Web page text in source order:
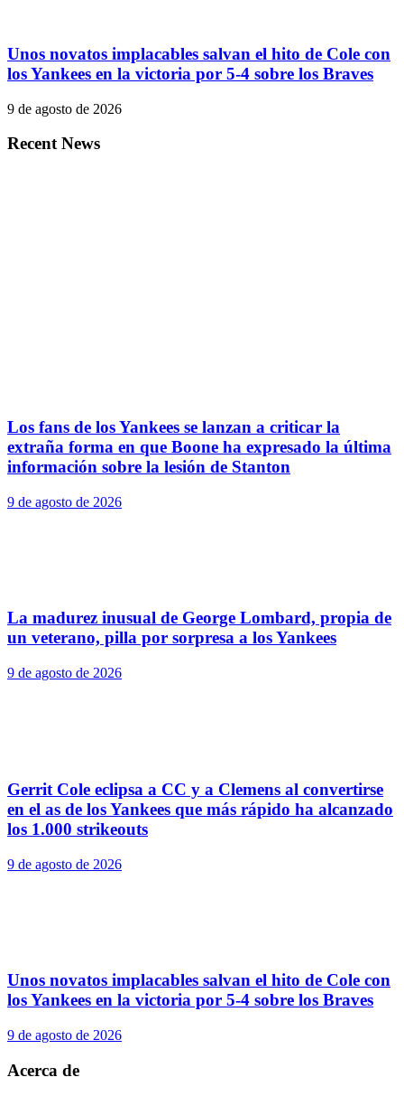
Unos novatos implacables salvan el hito de Cole con
los Yankees en la victoria por 5-4 sobre los Braves
9 de agosto de 2026
Recent News
Los fans de los Yankees se lanzan a criticar la
extraña forma en que Boone ha expresado la última
información sobre la lesión de Stanton
9 de agosto de 2026
La madurez inusual de George Lombard, propia de
un veterano, pilla por sorpresa a los Yankees
9 de agosto de 2026
Gerrit Cole eclipsa a CC y a Clemens al convertirse
en el as de los Yankees que más rápido ha alcanzado
los 1.000 strikeouts
9 de agosto de 2026
Unos novatos implacables salvan el hito de Cole con
los Yankees en la victoria por 5-4 sobre los Braves
9 de agosto de 2026
Acerca de